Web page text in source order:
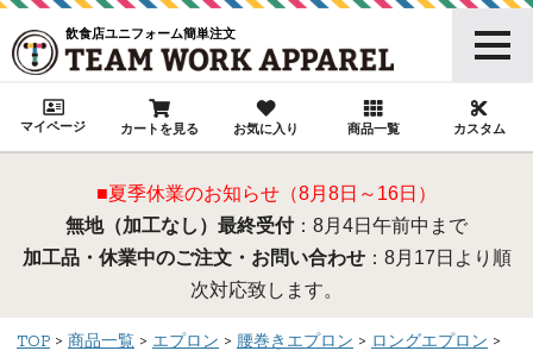
飲食店ユニフォーム簡単注文
マイページ カートを見る お気に入り 商品一覧 カスタム
■夏季休業のお知らせ（8月8日～16日）
無地（加工なし）最終受付：8月4日午前中まで
加工品・休業中のご注文・お問い合わせ：8月17日より順
次対応致します。
TOP 商品一覧 エプロン 腰巻きエプロン
ロングエプロン